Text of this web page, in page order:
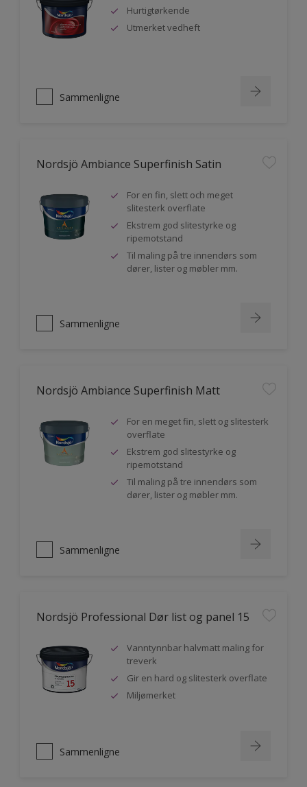
Hurtigtørkende
Utmerket vedheft
Sammenligne
Nordsjö Ambiance Superfinish Satin
For en fin, slett och meget
slitesterk overflate
Ekstrem god slitestyrke og
ripemotstand
Til maling på tre innendørs som
dører, lister og møbler mm.
Sammenligne
Nordsjö Ambiance Superfinish Matt
For en meget fin, slett og slitesterk
overflate
Ekstrem god slitestyrke og
ripemotstand
Til maling på tre innendørs som
dører, lister og møbler mm.
Sammenligne
Nordsjö Professional Dør list og panel 15
Vanntynnbar halvmatt maling for
treverk
Gir en hard og slitesterk overflate
Miljømerket
Sammenligne